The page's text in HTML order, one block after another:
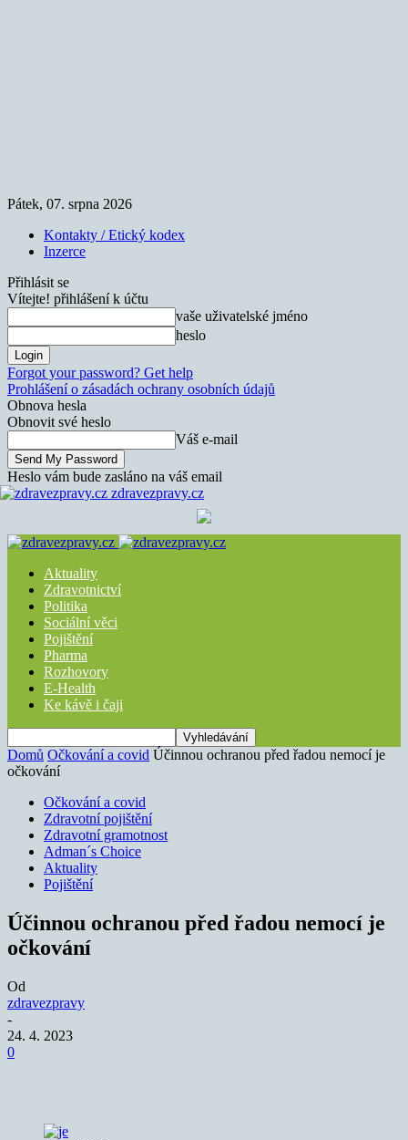
Pátek, 07. srpna 2026
Kontakty / Etický kodex
Inzerce
Přihlásit se
Vítejte! přihlášení k účtu
vaše uživatelské jméno
heslo
Forgot your password? Get help
Prohlášení o zásadách ochrany osobních údajů
Obnova hesla
Obnovit své heslo
Váš e-mail
Heslo vám bude zasláno na váš email
zdravezpravy.cz
Aktuality
Zdravotnictví
Politika
Sociální věci
Pojištění
Pharma
Rozhovory
E-Health
Ke kávě i čaji
Domů Očkování a covid Účinnou ochranou před řadou nemocí je
očkování
Očkování a covid
Zdravotní pojištění
Zdravotní gramotnost
Adman´s Choice
Aktuality
Pojištění
Účinnou ochranou před řadou nemocí je
očkování
Od
zdravezpravy
-
24. 4. 2023
0